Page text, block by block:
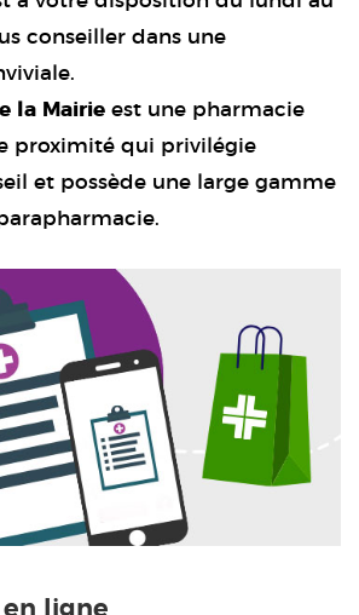
conseiller dans une
la Mairie est une pharmacie
proximité qui privilégie
et possède une large gamme
ligne